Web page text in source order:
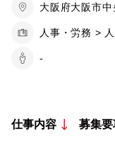
大阪府大阪市中
人事・労務 >
-
仕事内容 募集要